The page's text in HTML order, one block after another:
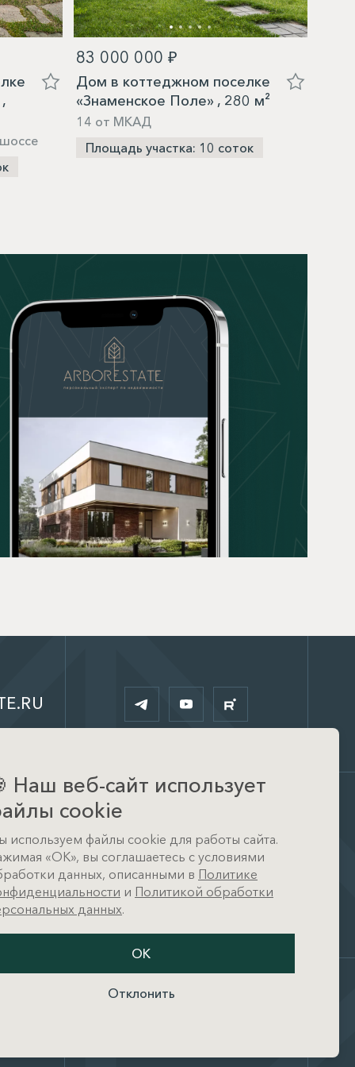
83 000 000 ₽
Дом в коттеджном поселке
«Знаменское Поле» , 280 м²
14 от МКАД
Площадь участка: 10 соток
Офис
д. Тимошкино, ул.
Архитектора Райта, д. 1 (КП
Кристал Истра)
Разработано в
Наш веб-сайт использует
cookie
используем файлы cookie для работы сайта.
«ОК», вы соглашаетесь с условиями
данных, описанными в Политике
и Политикой обработки
данных.
ОК
Отклонить